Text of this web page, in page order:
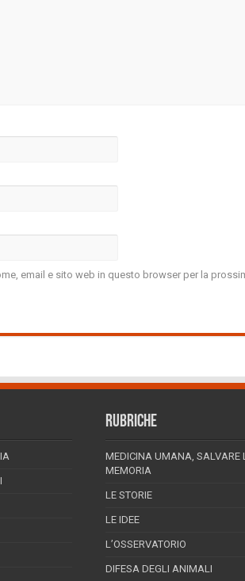
email e sito web in questo browser per la
RUBRICHE
MEDICINA UMANA, SALVARE
MEMORIA
LE STORIE
LE IDEE
L’OSSERVATORIO
DIFESA DEGLI ANIMALI